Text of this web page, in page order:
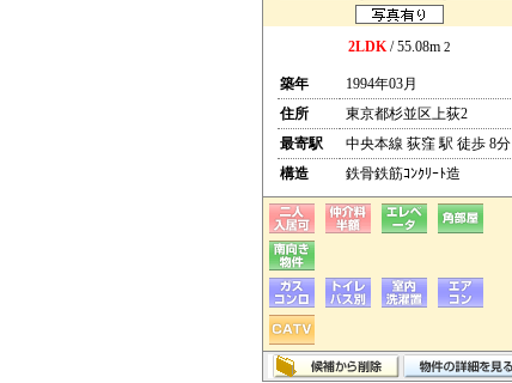
2LDK/ 55.08m 2
築年
1994年03月
住所
東京都杉並区上荻2
最寄駅
中央本線 荻窪 駅 徒歩 8分
構造
鉄骨鉄筋ｺﾝｸﾘｰﾄ造